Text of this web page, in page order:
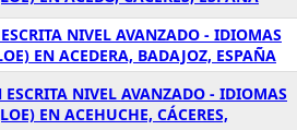
NIVEL AVANZADO - IDIOMAS
EN ACEDERA, BADAJOZ, ESPAÑA
ESCRITA NIVEL AVANZADO - IDIOMAS
EN ACEHUCHE, CÁCERES,